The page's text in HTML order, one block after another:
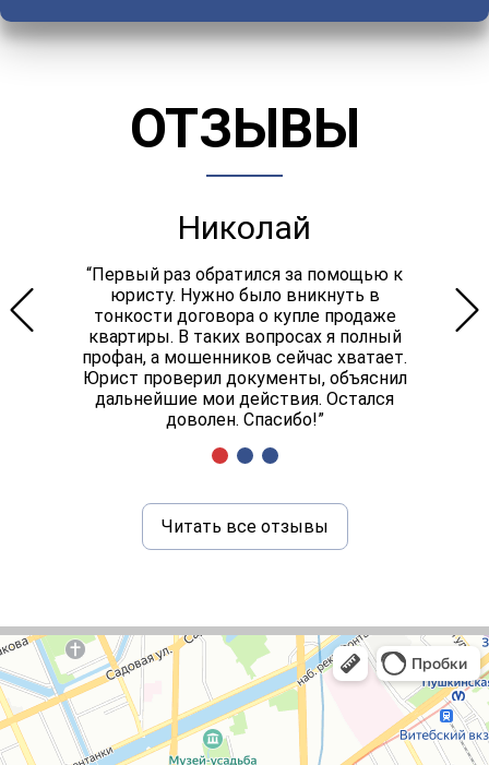
ОТЗЫВЫ
Николай
“Первый раз обратился за помощью к
юристу. Нужно было вникнуть в
тонкости договора о купле продаже
квартиры. В таких вопросах я полный
профан, а мошенников сейчас хватает.
Юрист проверил документы, объяснил
дальнейшие мои действия. Остался
доволен. Спасибо!”
Читать все отзывы